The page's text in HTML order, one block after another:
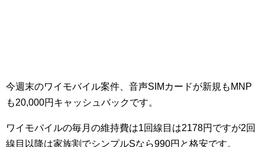
今週末のワイモバイル案件、音声SIMカードが新規もMNP
も20,000円キャッシュバックです。
ワイモバイルの毎月の維持費は1回線目は2178円ですが2回
線目以降は家族割でシンプルSなら990円と格安です。